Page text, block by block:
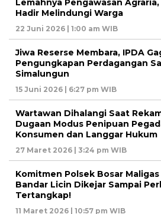
Hadir Melindungi Warga
22 Juni 2026 | 1:00 am WIB
Jiwa Reserse Membara, IPDA
Pengungkapan Perdagangan
Simalungun
15 Juni 2026 | 6:27 pm WIB
Wartawan Dihalangi Saat
Dugaan Modus Penipuan
Konsumen dan Langgar Hukum
27 Maret 2026 | 3:24 pm WIB
Komitmen Polsek Bosar
Bandar Licin Dikejar Sampai
Tertangkap!
11 Maret 2026 | 10:57 pm WIB